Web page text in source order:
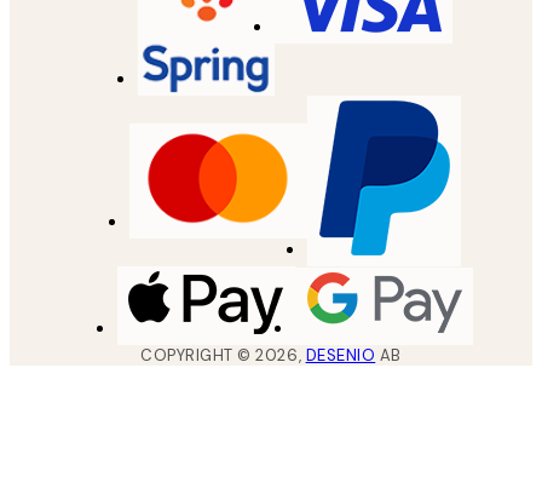
COPYRIGHT ©2026, DESENIO AB